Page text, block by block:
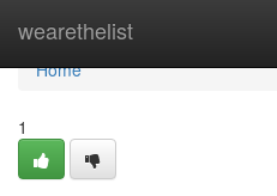
wearethelist
Home
Home
1